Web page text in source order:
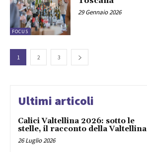
FOCUS
29 Gennaio 2026
1 2 3
Ultimi articoli
Calici Valtellina 2026: sotto le
stelle, il racconto della Valtellina
26 Luglio 2026